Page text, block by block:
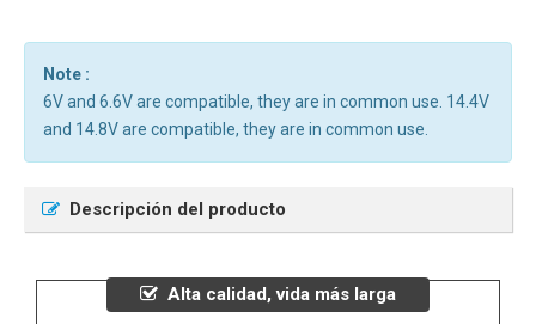
Note :
6V and 6.6V are compatible, they are in common use. 14.4V
and 14.8V are compatible, they are in common use.
Descripción del producto
Alta calidad, vida más larga